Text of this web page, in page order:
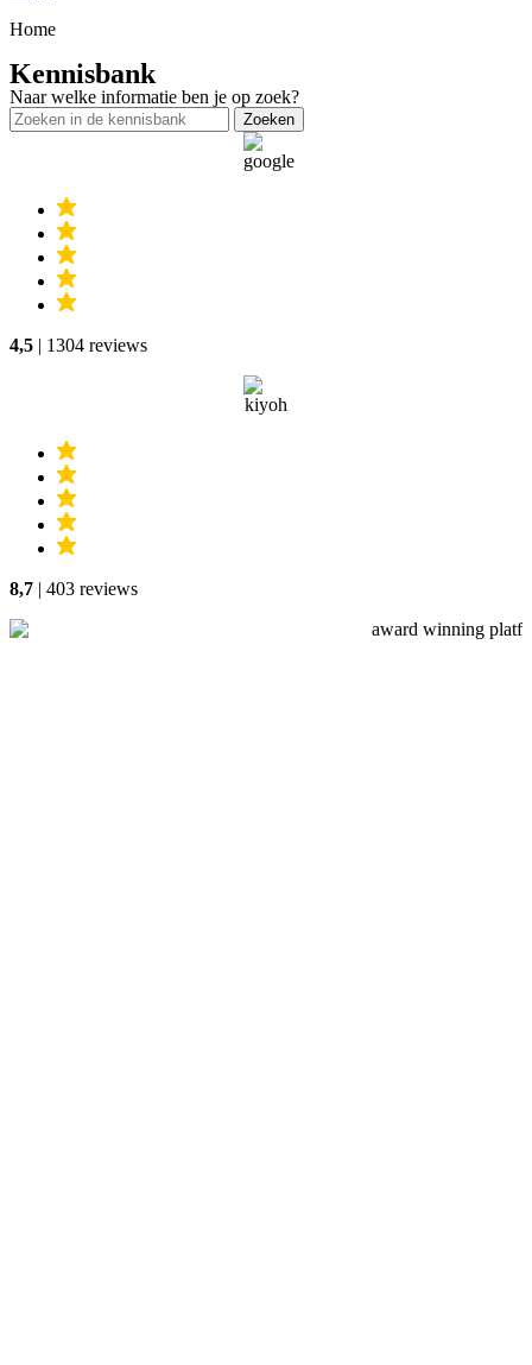
Home
Kennisbank
Naar welke informatie ben je op zoek?
Zoeken
4,5 | 1304 reviews
8,7 | 403 reviews